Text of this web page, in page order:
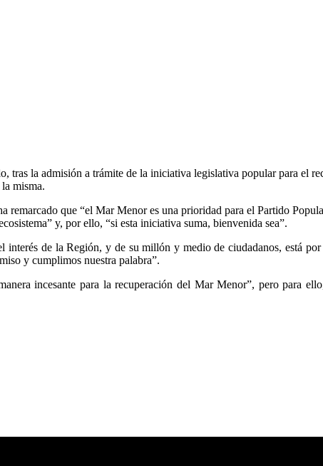
tras la admisión a trámite de la iniciativa legislativa popular para el
misma.
remarcado que “el Mar Menor es una prioridad para el Partido
y, por ello, “si esta iniciativa suma, bienvenida sea”.
interés de la Región, y de su millón y medio de ciudadanos, está
y cumplimos nuestra palabra”.
incesante para la recuperación del Mar Menor”, pero para